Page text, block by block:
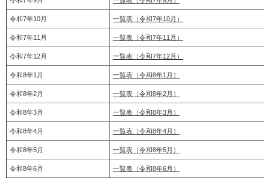
令和7年10月 一覧表（令和7年10月）
令和7年11月 一覧表（令和7年11月）
令和7年12月 一覧表（令和7年12月）
令和8年1月 一覧表（令和8年1月）
令和8年2月 一覧表（令和8年2月）
令和8年3月 一覧表（令和8年3月）
令和8年4月 一覧表（令和8年4月）
令和8年5月 一覧表（令和8年5月）
令和8年6月 一覧表（令和8年6月）